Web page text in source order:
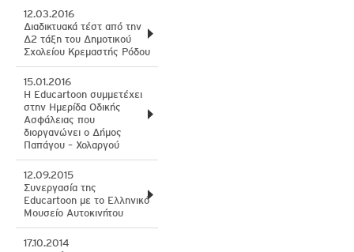
12.03.2016
Διαδικτυακά τέστ από την
Δ2 τάξη του Δημοτικού
Σχολείου Κρεμαστής Ρόδου
15.01.2016
Η Educartoon συμμετέχει
στην Ημερίδα Οδικής
Ασφάλειας που
διοργανώνει ο Δήμος
Παπάγου – Χολαργού
12.09.2015
Συνεργασία της
Educartoon με το Ελληνικό
Μουσείο Αυτοκινήτου
17.10.2014